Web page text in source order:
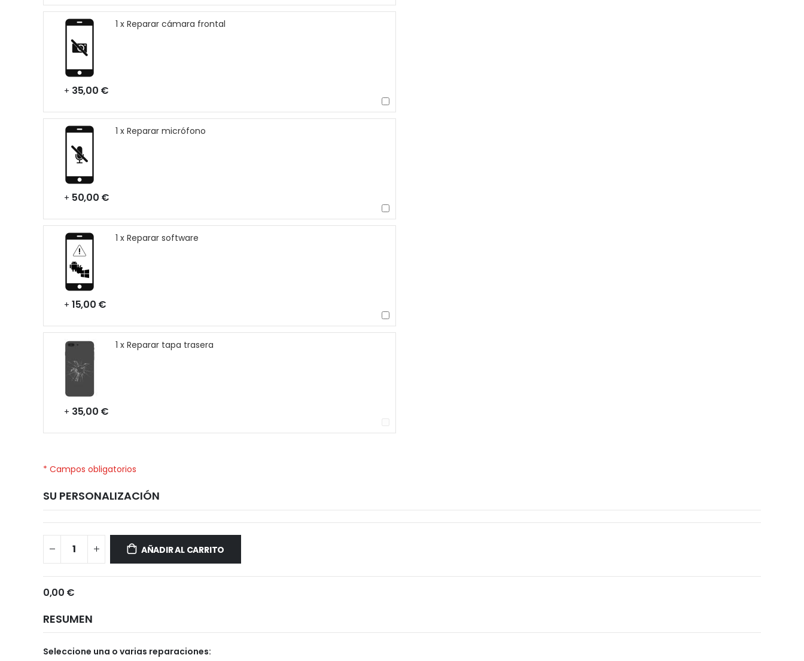
1 x Reparar cámara frontal
+ 35,00 €
1 x Reparar micrófono
+ 50,00 €
1 x Reparar software
+ 15,00 €
1 x Reparar tapa trasera
+ 35,00 €
* Campos obligatorios
SU PERSONALIZACIÓN
Galaxy
Lite
AÑADIR AL CARRITO
0,00 €
RESUMEN
Seleccione una o varias reparaciones: